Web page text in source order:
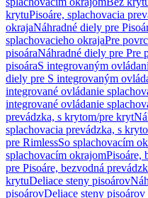
krytuPisoáre, splachovacia
okrajaNáhradné diely pre
splachovacieho okrajaPre
pisoáraNáhradné diely pre Pre
pisoáraS integrovaným
diely pre S integrovaným
integrované ovládanie
integrované ovládanie
prevádzka, s krytom/pre kryt
splachovacia prevádzka, s
pre RimlessSo splachovacím
splachovacím okrajomPisoáre,
pre Pisoáre, bezvodná
krytuDeliace steny pisoárov
pisoárovDeliace steny pisoárov